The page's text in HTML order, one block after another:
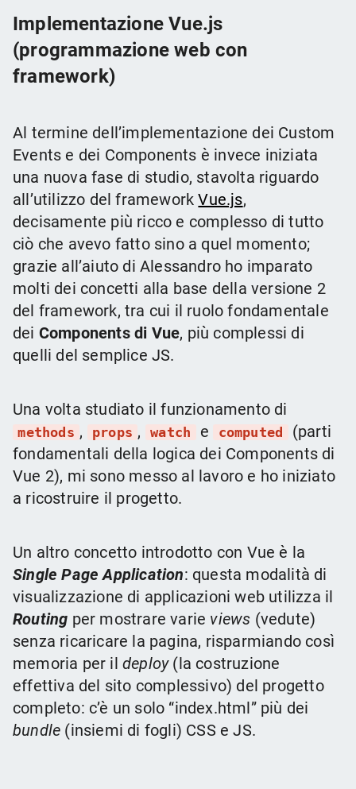
Implementazione Vue.js
(programmazione web con
framework)
Al termine dell’implementazione dei Custom
Events e dei Components è invece iniziata
una nuova fase di studio, stavolta riguardo
all’utilizzo del frameworkVue.js,
decisamente più ricco e complesso di tutto
ciò che avevo fatto sino a quel momento;
grazie all’aiuto di Alessandro ho imparato
molti dei concetti alla base della versione 2
del framework, tra cui il ruolo fondamentale
dei Components di Vue, più complessi di
quelli del semplice JS.
Una volta studiato il funzionamento di
methods , props , watch e computed
(parti
fondamentali della logica dei Components di
Vue 2), mi sono messo al lavoro e ho iniziato
a ricostruire il progetto.
Un altro concetto introdotto con Vue è la
Single Page Application: questa modalità di
visualizzazione di applicazioni web utilizza il
Routing per mostrare varie views (vedute)
senza ricaricare la pagina, risparmiando così
memoria per il deploy(la costruzione
effettiva del sito complessivo) del progetto
completo: c’è un solo “index.html” più dei
bundle (insiemi di fogli) CSS e JS.